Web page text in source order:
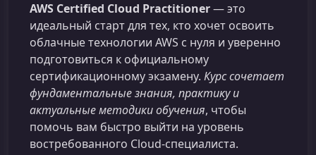
AWS Certified Cloud Practitioner— это
идеальный старт для тех, кто хочет освоить
облачные технологии AWS с нуля и уверенно
подготовиться к официальному
сертификационному экзамену. Курс сочетает
фундаментальные знания, практику и
актуальные методики обучения, чтобы
помочь вам быстро выйти на уровень
востребованного Cloud‑специалиста.